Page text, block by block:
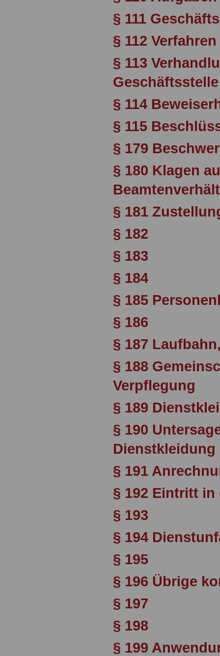
§ 111
§ 112 Verfahren
§ 113
Geschäftsstelle
§ 114
§ 115
§ 179
§ 180 Klagen
§ 181
§ 182
§ 183
§ 184
§ 185
§ 186
§ 187
§ 188
Verpflegung
§ 189
§ 190
Dienstkleidung
§ 191
§ 192 Eintritt
§ 193
§ 194
§ 195
§ 196 Übrige
§ 197
§ 198
§ 199